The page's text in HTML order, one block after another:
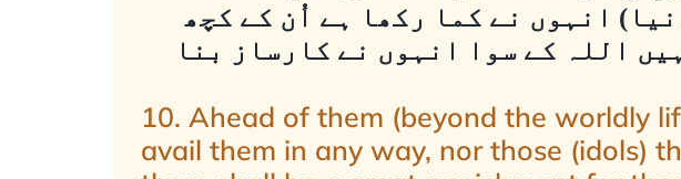
انہوں نے کما رکھا ہے اُن کے کچھ
اللہ کے سوا انہوں نے کارساز بنا
10. Ahead of them (beyond the worldly
avail them in any way, nor those (idols)